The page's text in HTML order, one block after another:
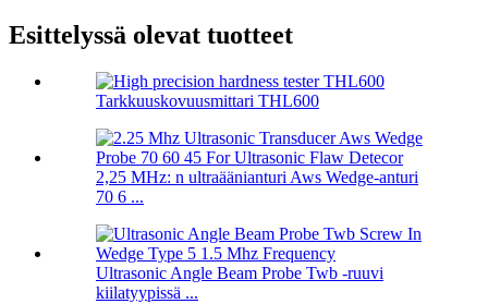
Esittelyssä olevat tuotteet
Tarkkuuskovuusmittari THL600
2,25 MHz: n ultraäänianturi Aws Wedge-anturi
70 6 ...
Ultrasonic Angle Beam Probe Twb -ruuvi
kiilatyypissä ...